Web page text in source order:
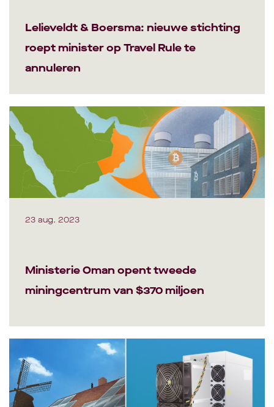
Lelieveldt & Boersma: nieuwe stichting
roept minister op Travel Rule te
annuleren
23 aug. 2023
Ministerie Oman opent tweede
miningcentrum van $370 miljoen